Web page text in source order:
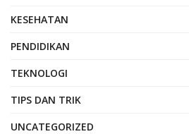
KESEHATAN
PENDIDIKAN
TEKNOLOGI
TIPS DAN TRIK
UNCATEGORIZED